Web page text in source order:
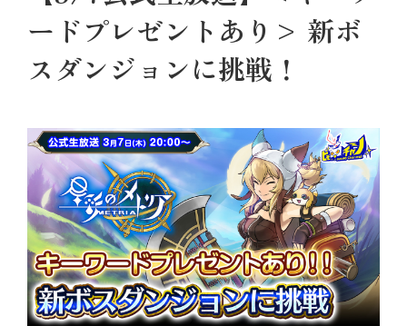
ードプレゼントあり> 新ボ
スダンジョンに挑戦！